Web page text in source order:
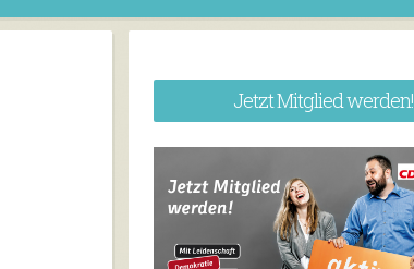
Jetzt Mitglied werden!